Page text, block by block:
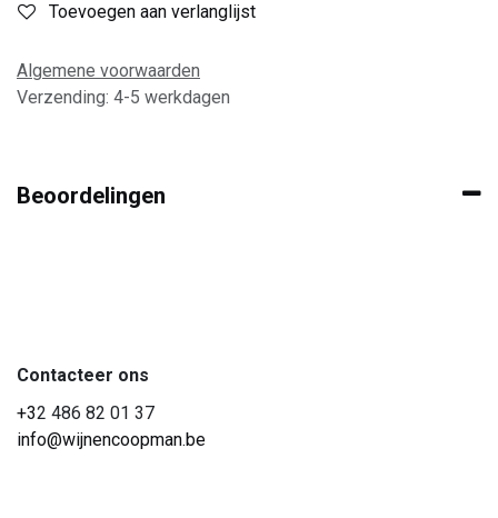
Toevoegen aan verlanglijst
Algemene voorwaarden
Verzending: 4-5 werkdagen
Beoordelingen
Contacteer ons
+32 486 82 01 37
info@wijnencoopman.be